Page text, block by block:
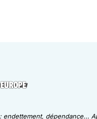
dépendance...